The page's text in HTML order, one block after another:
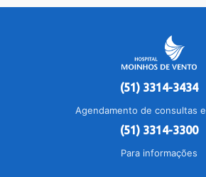
(51) 3314-3434
Agendamento de consultas
(51) 3314-3300
Para informações